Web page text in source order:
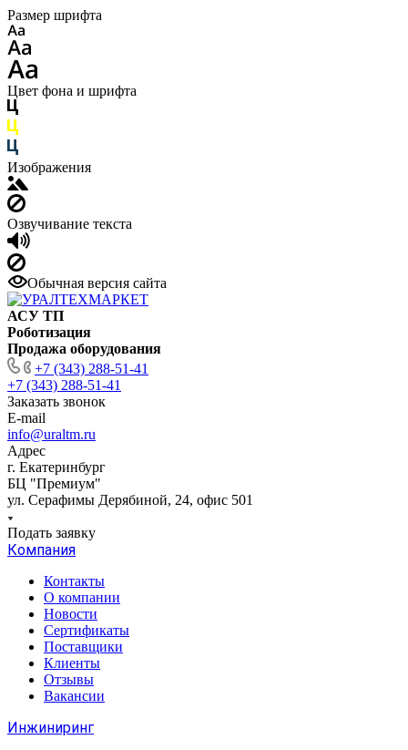
Размер шрифта
Цвет фона и шрифта
Изображения
Озвучивание текста
Обычная версия сайта
АСУ ТП
Роботизация
Продажа оборудования
+7 (343) 288-51-41
+7 (343) 288-51-41
Заказать звонок
E-mail
info@uraltm.ru
Адрес
г. Екатеринбург
БЦ "Премиум"
ул. Серафимы Дерябиной, 24, офис 501
Подать заявку
Компания
Контакты
О компании
Новости
Сертификаты
Поставщики
Клиенты
Отзывы
Вакансии
Инжиниринг